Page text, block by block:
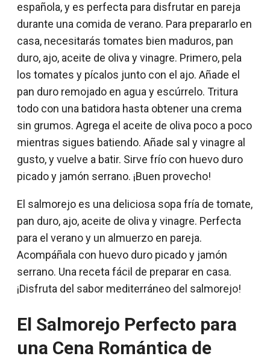
española, y es perfecta para disfrutar en pareja
durante una comida de verano. Para prepararlo en
casa, necesitarás tomates bien maduros, pan
duro, ajo, aceite de oliva y vinagre. Primero, pela
los tomates y pícalos junto con el ajo. Añade el
pan duro remojado en agua y escúrrelo. Tritura
todo con una batidora hasta obtener una crema
sin grumos. Agrega el aceite de oliva poco a poco
mientras sigues batiendo. Añade sal y vinagre al
gusto, y vuelve a batir. Sirve frío con huevo duro
picado y jamón serrano. ¡Buen provecho!
El salmorejo es una deliciosa sopa fría de tomate,
pan duro, ajo, aceite de oliva y vinagre. Perfecta
para el verano y un almuerzo en pareja.
Acompáñala con huevo duro picado y jamón
serrano. Una receta fácil de preparar en casa.
¡Disfruta del sabor mediterráneo del salmorejo!
El Salmorejo Perfecto para
una Cena Romántica de